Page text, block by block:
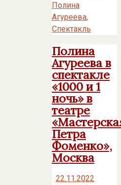
Полина
Агуреева,
Спектакль
Полина
Агуреева в
спектакле
«1000 и 1
ночь» в
театре
Петра
Фоменко»,
Москва
22.11.2022